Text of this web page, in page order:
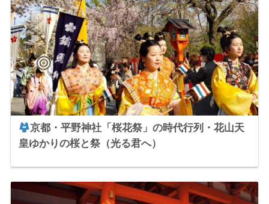
京都・平野神社「桜花祭」の時代行列・花山天
皇ゆかりの桜と祭（光る君へ）